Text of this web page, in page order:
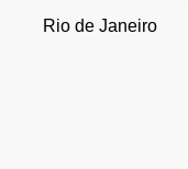
Rio de Janeiro